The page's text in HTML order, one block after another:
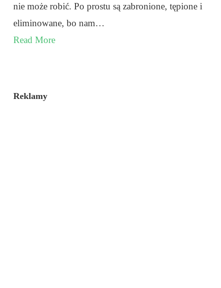
nie może robić. Po prostu są zabronione, tępione i
eliminowane, bo nam…
Read More
Reklamy